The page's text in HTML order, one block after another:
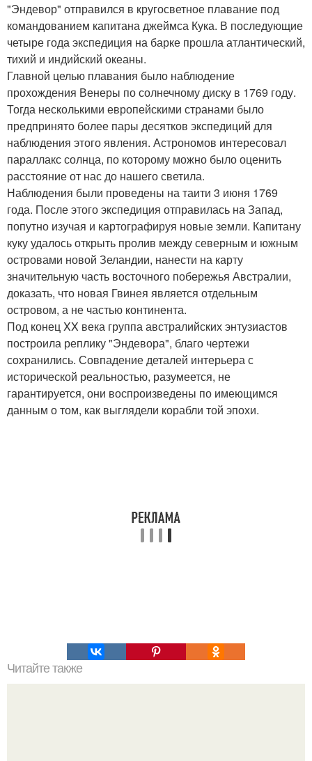
"Эндевор" отправился в кругосветное плавание под
командованием капитана джеймса Кука. В последующие
четыре года экспедиция на барке прошла атлантический,
тихий и индийский океаны.
Главной целью плавания было наблюдение
прохождения Венеры по солнечному диску в 1769 году.
Тогда несколькими европейскими странами было
предпринято более пары десятков экспедиций для
наблюдения этого явления. Астрономов интересовал
параллакс солнца, по которому можно было оценить
расстояние от нас до нашего светила.
Наблюдения были проведены на таити 3 июня 1769
года. После этого экспедиция отправилась на Запад,
попутно изучая и картографируя новые земли. Капитану
куку удалось открыть пролив между северным и южным
островами новой Зеландии, нанести на карту
значительную часть восточного побережья Австралии,
доказать, что новая Гвинея является отдельным
островом, а не частью континента.
Под конец XX века группа австралийских энтузиастов
построила реплику "Эндевора", благо чертежи
сохранились. Совпадение деталей интерьера с
исторической реальностью, разумеется, не
гарантируется, они воспроизведены по имеющимся
данным о том, как выглядели корабли той эпохи.
Читайте также